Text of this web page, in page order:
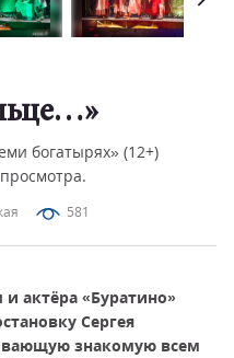
581
богатырях» (12+)
актёра «Буратино»
Сергея
знакомую всем